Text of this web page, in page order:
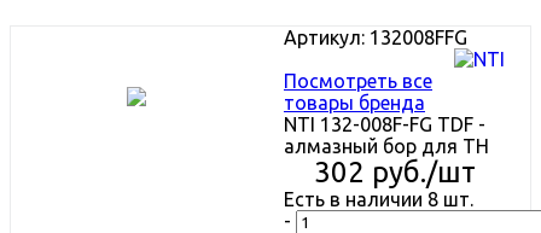
Артикул: 132008FFG
Посмотреть все
товары бренда
NTI 132-008F-FG TDF -
алмазный бор для ТН
302 руб./шт
Есть в наличии 8 шт.
-